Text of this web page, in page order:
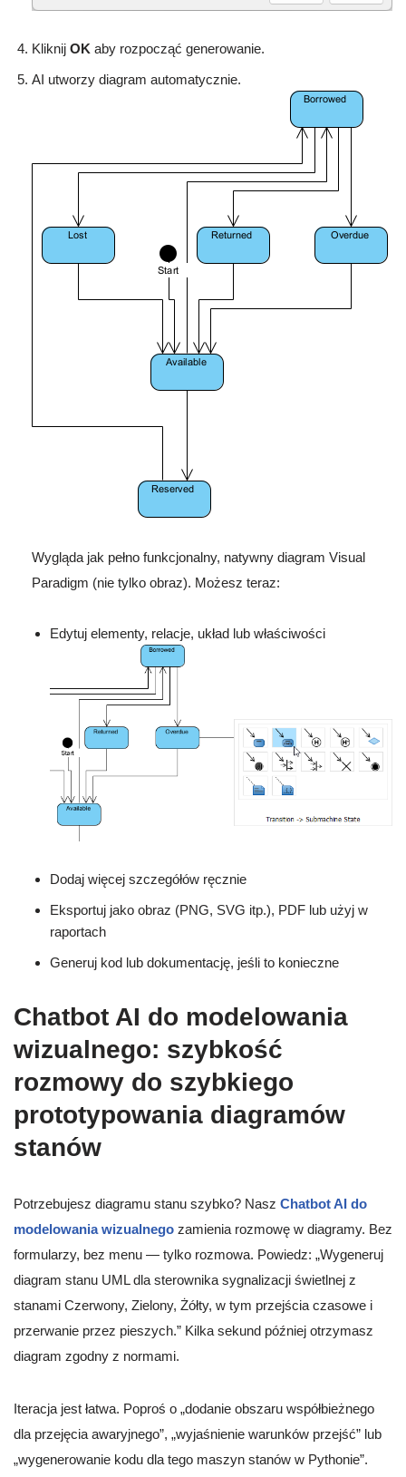
Kliknij OK aby rozpocząć generowanie.
AI utworzy diagram automatycznie.
Wygląda jak pełno funkcjonalny, natywny diagram Visual
Paradigm (nie tylko obraz). Możesz teraz:
Edytuj elementy, relacje, układ lub właściwości
Dodaj więcej szczegółów ręcznie
Eksportuj jako obraz (PNG, SVG itp.), PDF lub użyj w
raportach
Generuj kod lub dokumentację, jeśli to konieczne
Chatbot AI do modelowania
wizualnego: szybkość
rozmowy do szybkiego
prototypowania diagramów
stanów
Potrzebujesz diagramu stanu szybko? Nasz Chatbot AI do
modelowania wizualnego zamienia rozmowę w diagramy. Bez
formularzy, bez menu — tylko rozmowa. Powiedz: „Wygeneruj
diagram stanu UML dla sterownika sygnalizacji świetlnej z
stanami Czerwony, Zielony, Żółty, w tym przejścia czasowe i
przerwanie przez pieszych.” Kilka sekund później otrzymasz
diagram zgodny z normami.
Iteracja jest łatwa. Poproś o „dodanie obszaru współbieżnego
dla przejęcia awaryjnego”, „wyjaśnienie warunków przejść” lub
„wygenerowanie kodu dla tego maszyn stanów w Pythonie”.